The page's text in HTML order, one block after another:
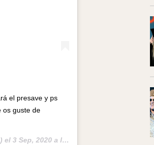
el presave y ps
os guste de
el 3 Sep, 2020 a las 7:48 PDT